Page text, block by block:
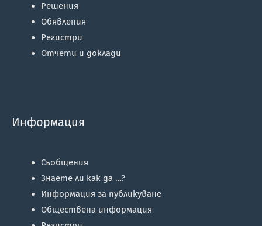
Решения
Обявления
Регистри
Отчети и доклади
Информация
Съобщения
Знаете ли как да …?
Информация за публикуване
Обществена информация